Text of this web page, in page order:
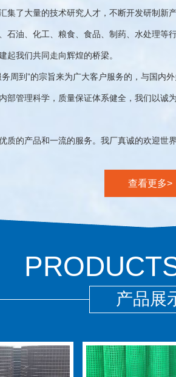
了大量的技术研究人才，不断开发研制新
石油、化工、粮食、食品、制药、水处理
起我们共同走向辉煌的桥梁。
周到”的宗旨来为广大客户服务的，与国内
部管理科学，质量保证体系健全，我们以
的产品和一流的服务。我厂真诚的欢迎世
查看更多>
产品展